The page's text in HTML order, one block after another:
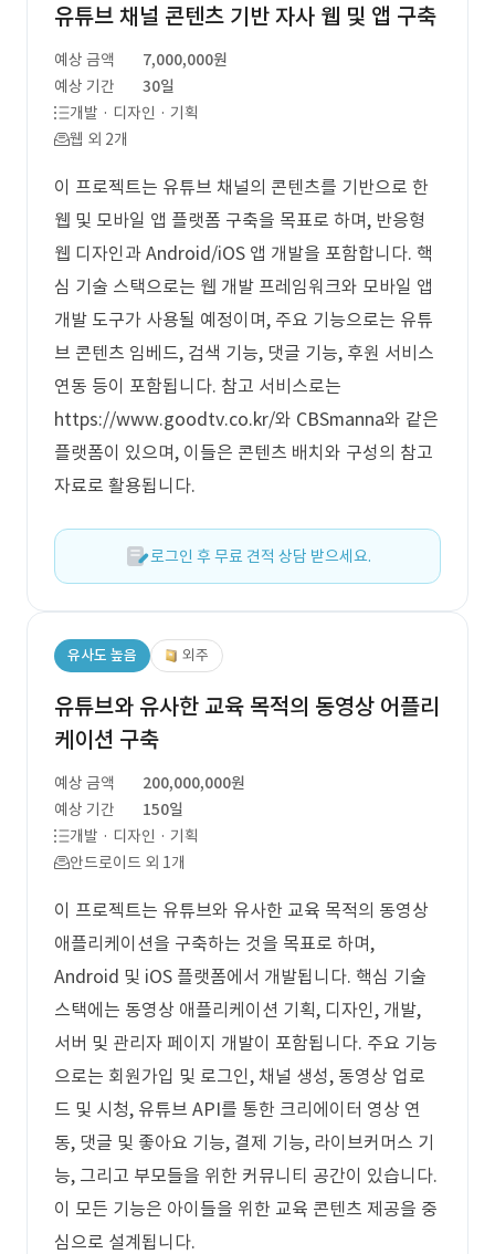
유튜브 채널 콘텐츠 기반 자사 웹 및 앱 구축
예상 금액
7,000,000원
예상 기간
30일
개발 · 디자인 · 기획
웹 외 2개
이 프로젝트는 유튜브 채널의 콘텐츠를 기반으로 한
웹 및 모바일 앱 플랫폼 구축을 목표로 하며, 반응형
웹 디자인과 Android/iOS 앱 개발을 포함합니다. 핵
심 기술 스택으로는 웹 개발 프레임워크와 모바일 앱
개발 도구가 사용될 예정이며, 주요 기능으로는 유튜
브 콘텐츠 임베드, 검색 기능, 댓글 기능, 후원 서비스
연동 등이 포함됩니다. 참고 서비스로는
https://www.goodtv.co.kr/와 CBSmanna와 같은
플랫폼이 있으며, 이들은 콘텐츠 배치와 구성의 참고
자료로 활용됩니다.
로그인 후 무료 견적 상담 받으세요.
유사도 높음 외주
유튜브와 유사한 교육 목적의 동영상 어플리
케이션 구축
예상 금액
200,000,000원
예상 기간
150일
개발 · 디자인 · 기획
안드로이드 외 1개
이 프로젝트는 유튜브와 유사한 교육 목적의 동영상
애플리케이션을 구축하는 것을 목표로 하며,
Android 및 iOS 플랫폼에서 개발됩니다. 핵심 기술
스택에는 동영상 애플리케이션 기획, 디자인, 개발,
서버 및 관리자 페이지 개발이 포함됩니다. 주요 기능
으로는 회원가입 및 로그인, 채널 생성, 동영상 업로
드 및 시청, 유튜브 API를 통한 크리에이터 영상 연
동, 댓글 및 좋아요 기능, 결제 기능, 라이브커머스 기
능, 그리고 부모들을 위한 커뮤니티 공간이 있습니다.
이 모든 기능은 아이들을 위한 교육 콘텐츠 제공을 중
심으로 설계됩니다.